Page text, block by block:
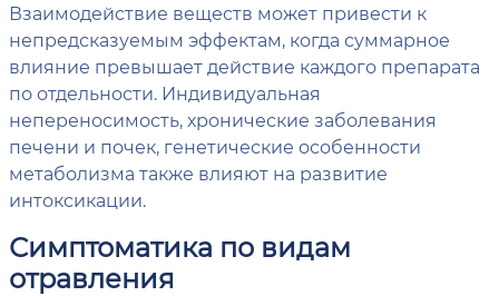
Взаимодействие веществ может привести к
непредсказуемым эффектам, когда суммарное
влияние превышает действие каждого препарата
по отдельности. Индивидуальная
непереносимость, хронические заболевания
печени и почек, генетические особенности
метаболизма также влияют на развитие
интоксикации.
Симптоматика по видам
отравления